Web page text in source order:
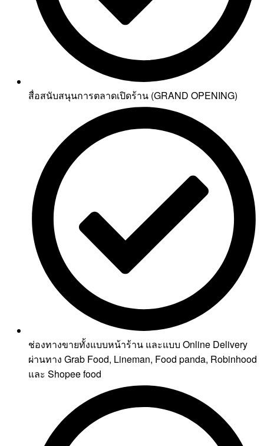
สื่อสนับสนุนการตลาดเปิดร้าน (GRAND OPENING)
ช่องทางขายทั้งแบบหน้าร้าน และแบบ Online Delivery
ผ่านทาง Grab Food, Lineman, Food panda, Robinhood
และ Shopee food